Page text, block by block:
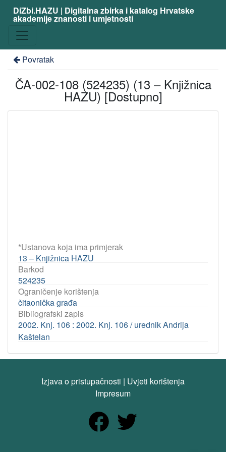
DiZbi.HAZU | Digitalna zbirka i katalog Hrvatske
akademije znanosti i umjetnosti
Povratak
ČA-002-108 (524235) (13 – Knjižnica
HAZU) [Dostupno]
*Ustanova koja ima primjerak
13 – Knjižnica HAZU
Barkod
524235
Ograničenje korištenja
čitaonička građa
Bibliografski zapis
2002. Knj. 106 : 2002. Knj. 106 / urednik Andrija
Kaštelan
Izjava o pristupačnosti | Uvjeti korištenja
Impresum